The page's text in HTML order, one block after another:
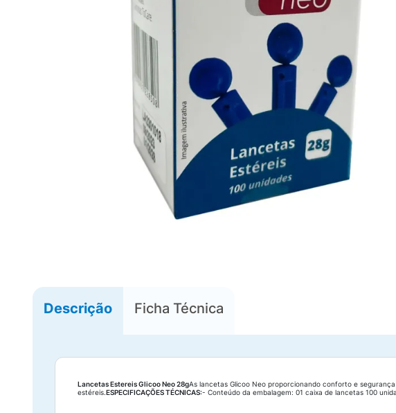
Descrição Ficha Técnica
Lancetas Estereis Glicoo Neo 28gAs lancetas Glicoo Neo proporcionando conforto e
estéreis.ESPECIFICAÇÕES TÉCNICAS:- Conteúdo da embalagem: 01 caixa de lancetas 100